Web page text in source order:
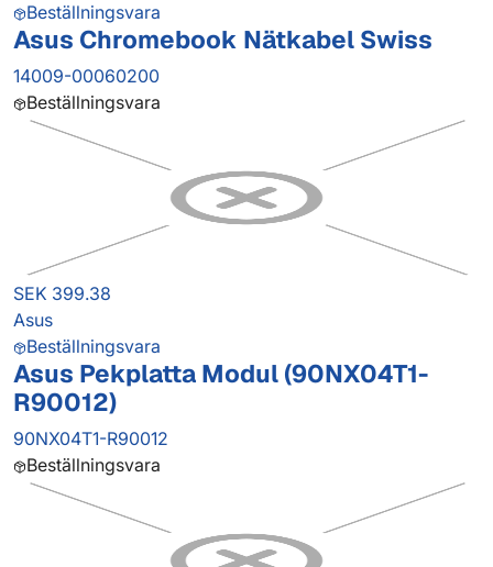
Beställningsvara
Asus Chromebook Nätkabel Swiss
14009-00060200
Beställningsvara
SEK 399.38
Asus
Beställningsvara
Asus Pekplatta Modul (90NX04T1-
R90012)
90NX04T1-R90012
Beställningsvara